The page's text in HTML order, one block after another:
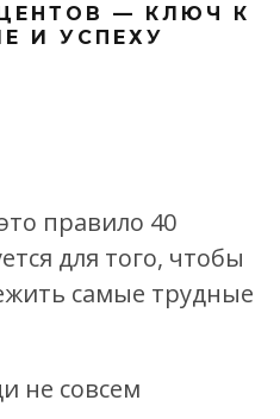
— КЛЮЧ К
И УСПЕХУ
правило 40
для того, чтобы
самые трудные
не совсем